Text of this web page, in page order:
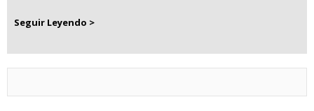
Seguir Leyendo >